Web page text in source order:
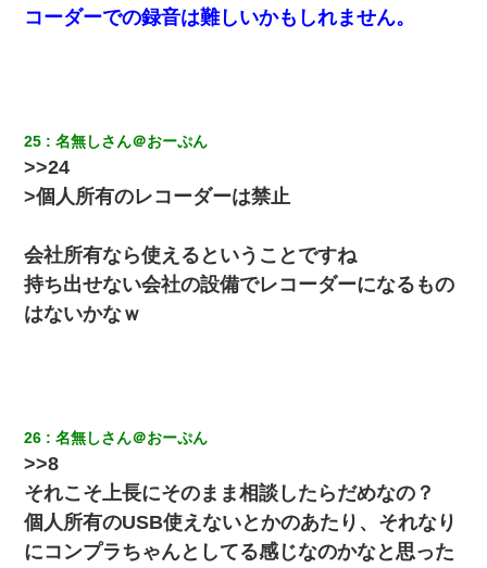
コーダーでの録音は難しいかもしれません。
25 名無しさん＠おーぷん
>>24
>個人所有のレコーダーは禁止
会社所有なら使えるということですね
持ち出せない会社の設備でレコーダーになるもの
はないかなｗ
26 名無しさん＠おーぷん
>>8
それこそ上長にそのまま相談したらだめなの？
個人所有のUSB使えないとかのあたり、それなり
にコンプラちゃんとしてる感じなのかなと思った